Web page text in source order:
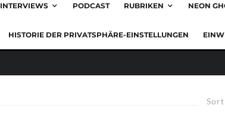
INTERVIEWS PODCAST RUBRIKEN NEON
HISTORIE DER PRIVATSPHÄRE-EINSTELLUNGEN